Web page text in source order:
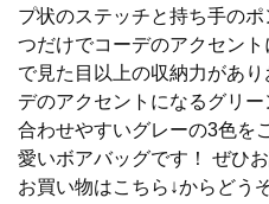
プ状のステッチと持ち手の
つだけでコーデのアクセン
で見た目以上の収納力があ
デのアクセントになるグリー
合わせやすいグレーの3色を
愛いボアバッグです！ ぜひ
お買い物はこちら↓からどう